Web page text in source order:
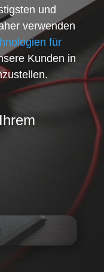
und
verwenden
für
Kunden in